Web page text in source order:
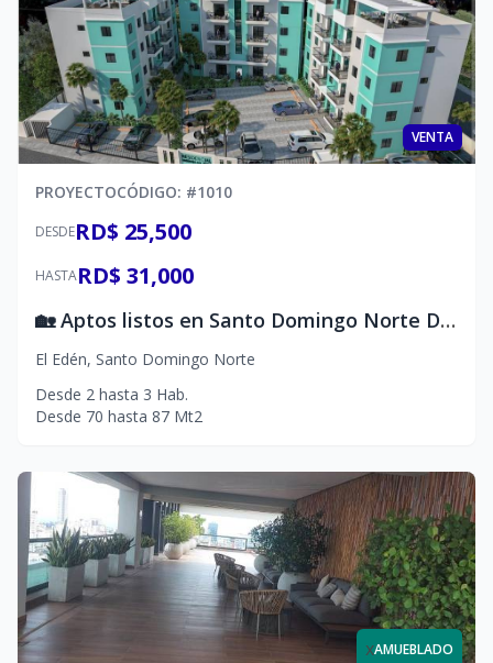
VENTA
PROYECTOCÓDIGO: #1010
DESDERD$ 25,500
HASTARD$ 31,000
🏡 Aptos listos en Santo Domingo Norte Desde US$73,500
El Edén, Santo Domingo Norte
Desde 2 hasta 3 Hab.
Desde 70 hasta 87 Mt2
xAMUEBLADO